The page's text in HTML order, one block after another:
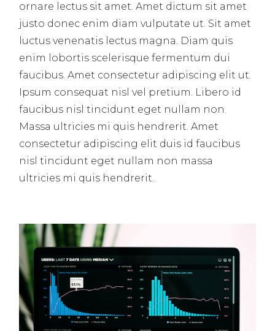
ornare lectus sit amet. Amet dictum sit amet
justo donec enim diam vulputate ut. Sit amet
luctus venenatis lectus magna. Diam quis
enim lobortis scelerisque fermentum dui
faucibus. Amet consectetur adipiscing elit ut.
Ipsum consequat nisl vel pretium. Libero id
faucibus nisl tincidunt eget nullam non.
Massa ultricies mi quis hendrerit. Amet
consectetur adipiscing elit duis id faucibus
nisl tincidunt eget nullam non massa
ultricies mi quis hendrerit.